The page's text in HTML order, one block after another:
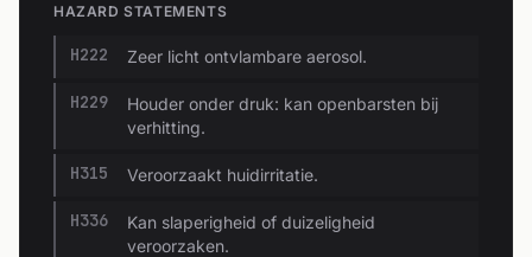
HAZARD STATEMENTS
H222 Zeer licht ontvlambare aerosol.
H229
Houder onder druk: kan openbarsten bij
verhitting.
H315 Veroorzaakt huidirritatie.
H336
Kan slaperigheid of duizeligheid
veroorzaken.